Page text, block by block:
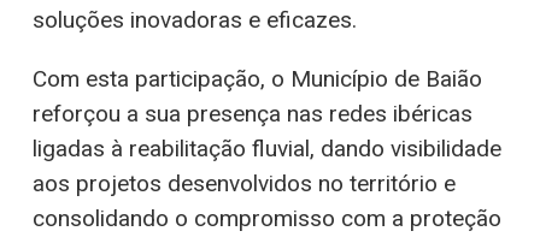
soluções inovadoras e eficazes.
Com esta participação, o Município de Baião
reforçou a sua presença nas redes ibéricas
ligadas à reabilitação fluvial, dando visibilidade
aos projetos desenvolvidos no território e
consolidando o compromisso com a proteção